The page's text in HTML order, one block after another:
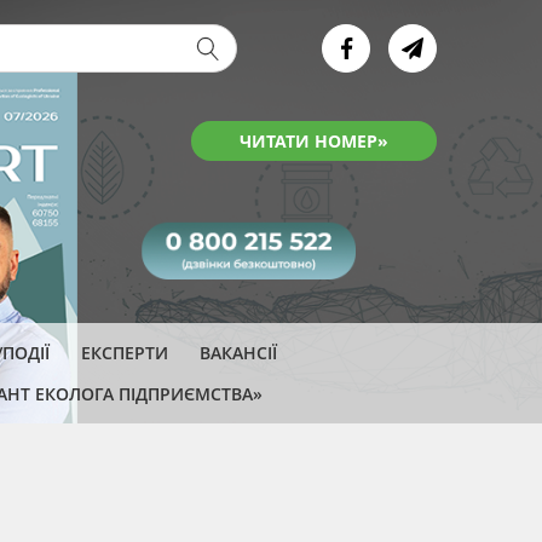
ЧИТАТИ НОМЕР»
форма
ЕКСПЕРТИ
ВАКАНСІЇ
ЕКОЛОГА ПІДПРИЄМСТВА»